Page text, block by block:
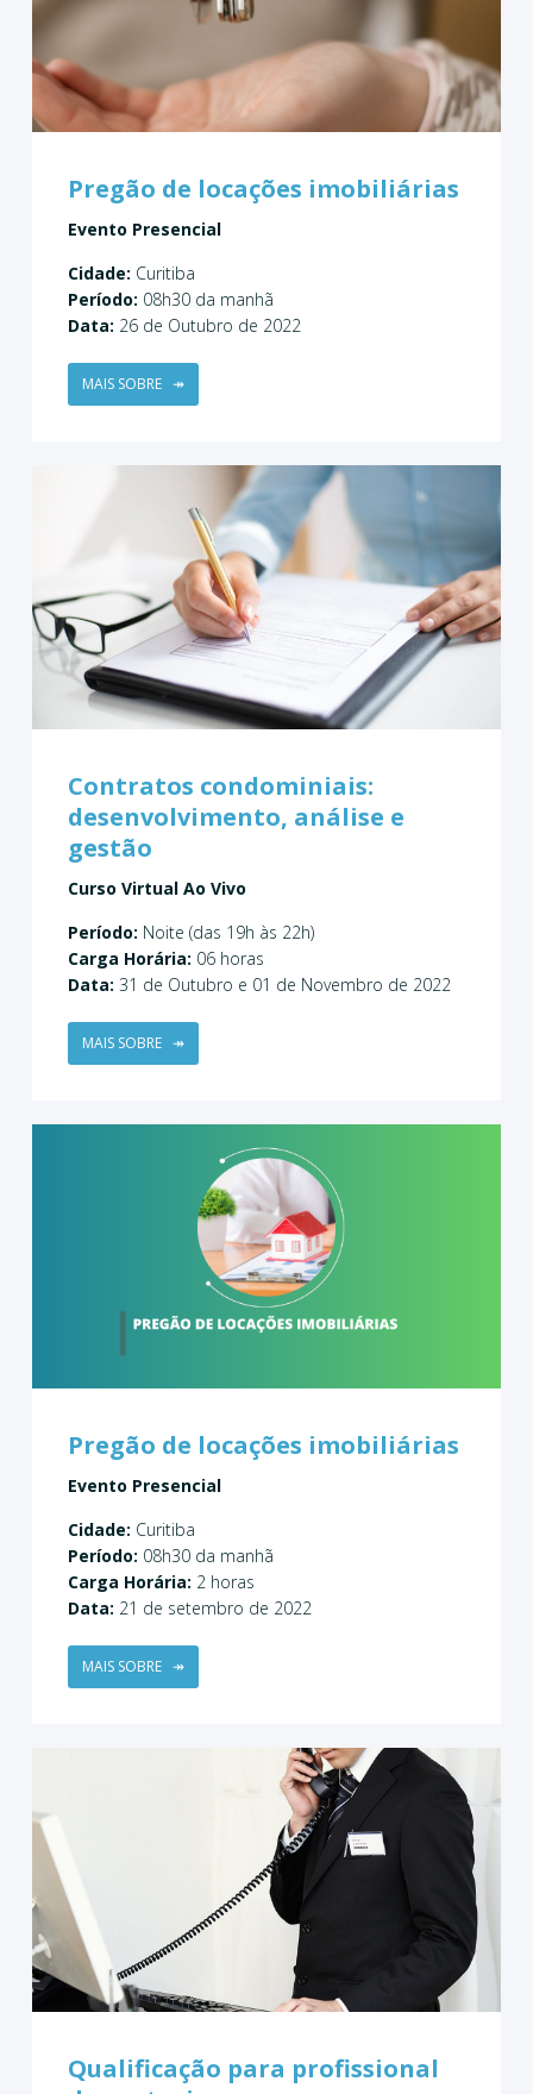
Pregão de locações imobiliárias
Evento Presencial
Cidade: Curitiba
Período: 08h30 da manhã
Data: 26 de Outubro de 2022
MAIS SOBRE ↠
Contratos condominiais:
desenvolvimento, análise e
gestão
Curso Virtual Ao Vivo
Período: Noite (das 19h às 22h)
Carga Horária: 06 horas
Data: 31 de Outubro e 01 de Novembro de 2022
MAIS SOBRE ↠
Pregão de locações imobiliárias
Evento Presencial
Cidade: Curitiba
Período: 08h30 da manhã
Carga Horária: 2 horas
Data: 21 de setembro de 2022
MAIS SOBRE ↠
Qualificação para profissional